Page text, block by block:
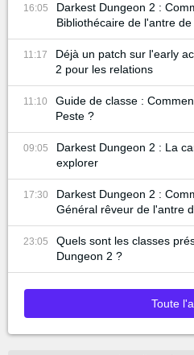
16:05
Darkest Dungeon 2 :
Bibliothécaire de l'antre
11:17
Déjà un patch sur l'early
2 pour les relations
11:10
Guide de classe :
Peste ?
09:05
Darkest Dungeon 2 : La
explorer
17:30
Darkest Dungeon 2 :
Général rêveur de l'antre
23:05
Quels sont les classes
Dungeon 2 ?
Toute